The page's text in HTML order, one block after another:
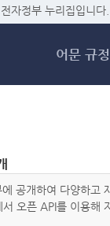
메
자정부 누리집입니다.
어문 규정
공개하여 다양하
오픈 API를 이용해